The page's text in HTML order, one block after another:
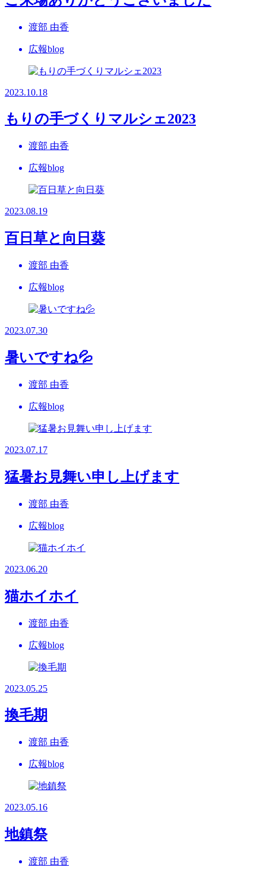
渡部 由香
広報blog
2023.10.18
もりの手づくりマルシェ2023
渡部 由香
広報blog
2023.08.19
百日草と向日葵
渡部 由香
広報blog
2023.07.30
暑いですね💦
渡部 由香
広報blog
2023.07.17
猛暑お見舞い申し上げます
渡部 由香
広報blog
2023.06.20
猫ホイホイ
渡部 由香
広報blog
2023.05.25
換毛期
渡部 由香
広報blog
2023.05.16
地鎮祭
渡部 由香